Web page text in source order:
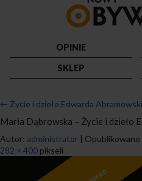
OPINIE
SKLEP
← Życie i dzieło Edwarda
Maria Dąbrowska – Życie i dzieło
Autor: administrator | Opublikowano
282 × 400 pikseli